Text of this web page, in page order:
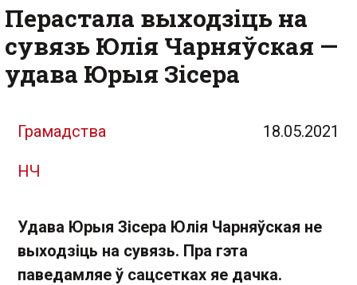
Перастала выходзіць на
сувязь Юлія Чарняўская —
удава Юрыя Зісера
Грамадства 18.05.2021
НЧ
Удава Юрыя Зісера Юлія Чарняўская не
выходзіць на сувязь. Пра гэта
паведамляе ў сацсетках яе дачка.